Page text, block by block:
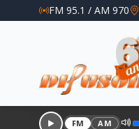
FM 95.1 / AM 970
FM AM